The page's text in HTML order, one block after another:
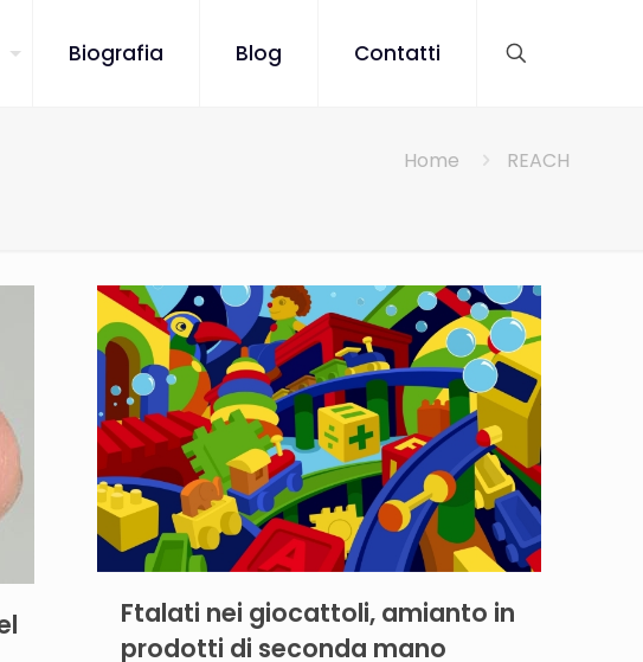
Biografia Blog Contatti
Home REACH
Ftalati nei giocattoli, amianto in
prodotti di seconda mano